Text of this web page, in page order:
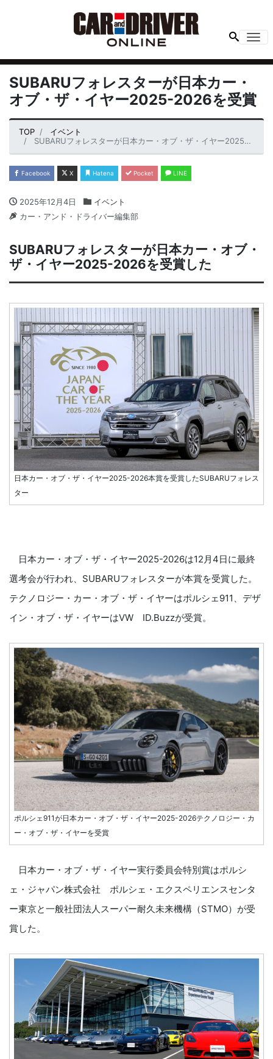
SUBARUフォレスターが日本カー・
オブ・ザ・イヤー2025-2026を受賞
TOP
イベント
SUBARUフォレスターが日本カー・オブ・ザ・イヤー2025-2026を受賞
Facebook X Hatena Pocket LINE
2025年12月4日
イベント
カー・アンド・ドライバー編集部
SUBARUフォレスターが日本カー・オブ・
ザ・イヤー2025-2026を受賞した
日本カー・オブ・ザ・イヤー2025-2026本賞を受賞したSUBARUフォレス
ター
日本カー・オブ・ザ・イヤー2025-2026は12月4日に最終
選考会が行われ、SUBARUフォレスターが本賞を受賞した。
テクノロジー・カー・オブ・ザ・イヤーはポルシェ911、デザ
イン・オブ・ザ・イヤーはVW ID.Buzzが受賞。
ポルシェ911が日本カー・オブ・ザ・イヤー2025-2026テクノロジー・カ
ー・オブ・ザ・イヤーを受賞
日本カー・オブ・ザ・イヤー実行委員会特別賞はポルシ
ェ・ジャパン株式会社 ポルシェ・エクスペリエンスセンタ
ー東京と一般社団法人スーパー耐久未来機構（STMO）が受
賞した。